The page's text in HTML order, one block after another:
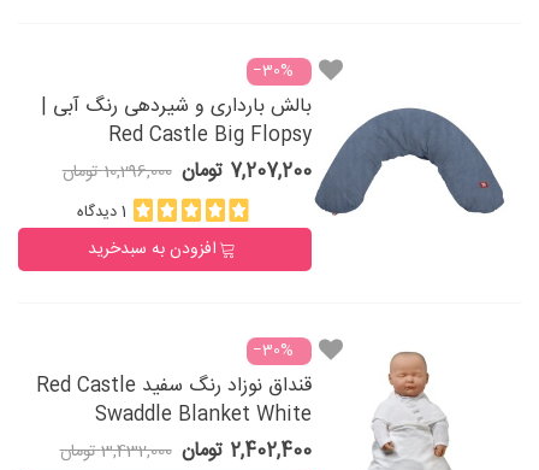
‎−30%
بالش بارداری و شیردهی رنگ آبی |
Red Castle Big Flopsy
7,207,200 تومان
10,296,000 تومان
1 دیدگاه
افزودن به سبدخرید
‎−30%
قنداق نوزاد رنگ سفید Red Castle
Swaddle Blanket White
2,402,400 تومان
3,432,000 تومان